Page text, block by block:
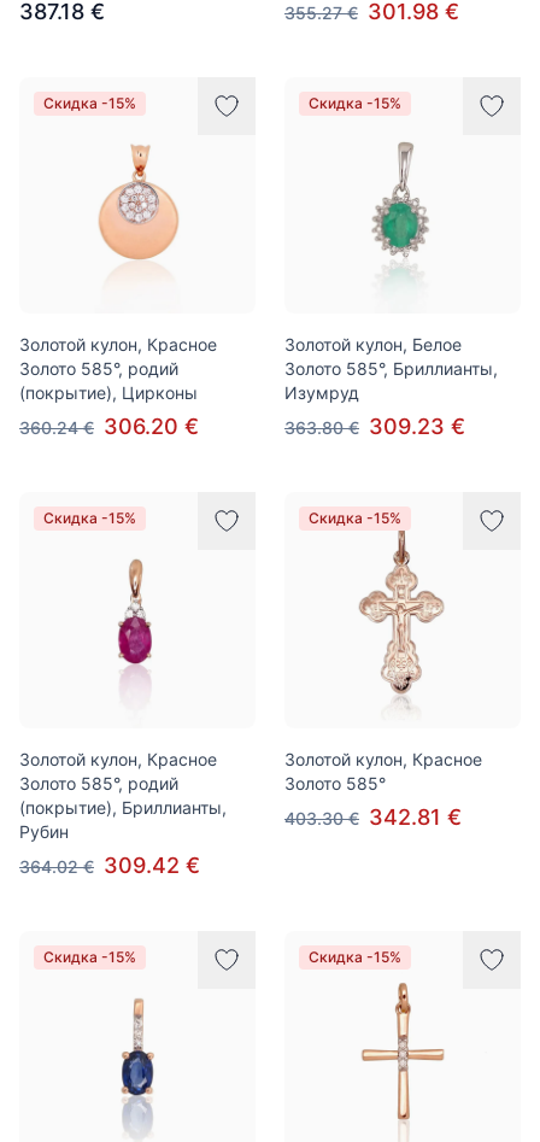
387.18 € 355.27 € 301.98 €
Скидка -15%
Золотой кулон, Красное
Золото 585°, родий
(покрытие), Цирконы
360.24 € 306.20 €
Скидка -15%
Золотой кулон, Белое
Золото 585°, Бриллианты,
Изумруд
363.80 € 309.23 €
Скидка -15%
Золотой кулон, Красное
Золото 585°, родий
(покрытие), Бриллианты,
Рубин
364.02 € 309.42 €
Скидка -15%
Золотой кулон, Красное
Золото 585°
403.30 € 342.81 €
Скидка -15% Скидка -15%